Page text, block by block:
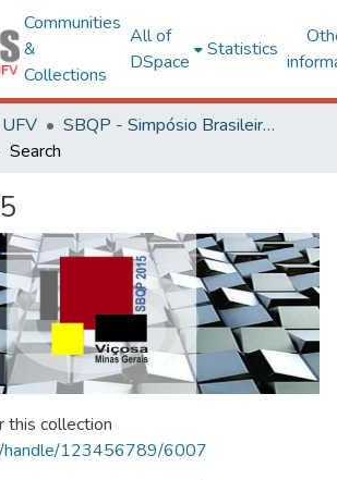
Communities
&
Collections
All of
DSpace
Statistics
SBQP - Simpósio Brasileiro de Qualidade do Projeto no Ambiente Construído
Search
this collection
handle/123456789/6007